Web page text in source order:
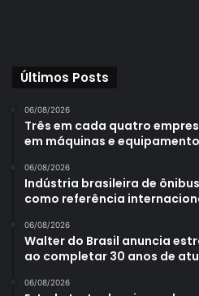
Últimos Posts
06/08/2026
Três em cada quatro
em máquinas e
06/08/2026
Indústria brasileira de
como referência
06/08/2026
Walter do Brasil anuncia
ao completar 30 anos de
06/08/2026